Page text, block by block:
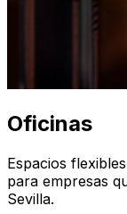
Oficinas
Espacios
para empresas
Sevilla.